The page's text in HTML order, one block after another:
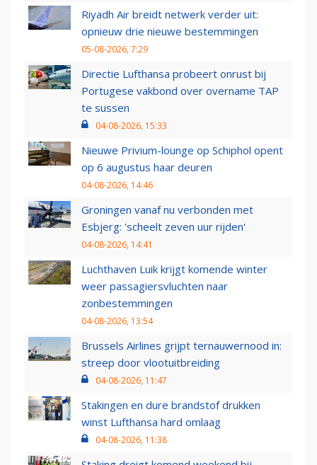
Riyadh Air breidt netwerk verder uit:
opnieuw drie nieuwe bestemmingen
05-08-2026, 7:29
Directie Lufthansa probeert onrust bij
Portugese vakbond over overname TAP
te sussen
04-08-2026, 15:33
Nieuwe Privium-lounge op Schiphol opent
op 6 augustus haar deuren
04-08-2026, 14:46
Groningen vanaf nu verbonden met
Esbjerg: 'scheelt zeven uur rijden'
04-08-2026, 14:41
Luchthaven Luik krijgt komende winter
weer passagiersvluchten naar
zonbestemmingen
04-08-2026, 13:54
Brussels Airlines grijpt ternauwernood in:
streep door vlootuitbreiding
04-08-2026, 11:47
Stakingen en dure brandstof drukken
winst Lufthansa hard omlaag
04-08-2026, 11:38